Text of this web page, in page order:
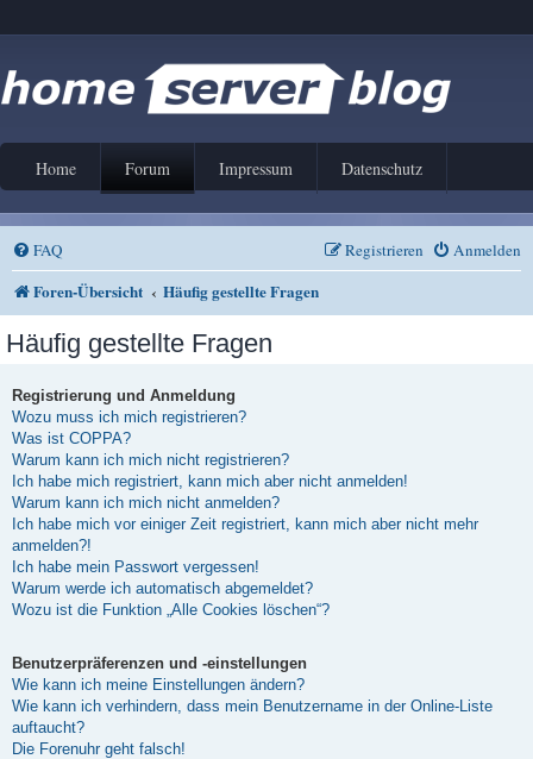
Home Forum Impressum Datenschutz
FAQ Anmelden
Registrieren
Foren-Übersicht Häufig gestellte Fragen
Häufig gestellte Fragen
Registrierung und Anmeldung
Wozu muss ich mich registrieren?
Was ist COPPA?
Warum kann ich mich nicht registrieren?
Ich habe mich registriert, kann mich aber nicht anmelden!
Warum kann ich mich nicht anmelden?
Ich habe mich vor einiger Zeit registriert, kann mich aber nicht mehr
anmelden?!
Ich habe mein Passwort vergessen!
Warum werde ich automatisch abgemeldet?
Wozu ist die Funktion „Alle Cookies löschen“?
Benutzerpräferenzen und -einstellungen
Wie kann ich meine Einstellungen ändern?
Wie kann ich verhindern, dass mein Benutzername in der Online-Liste
auftaucht?
Die Forenuhr geht falsch!